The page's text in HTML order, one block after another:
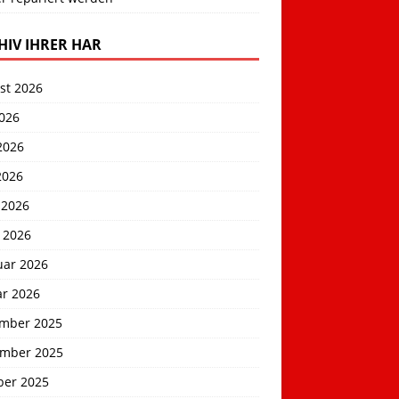
IHRER HAR
2026
2026
2026
2025
2025
2025